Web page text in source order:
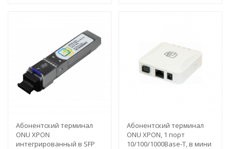
Абонентский терминал
ONU XPON
интегрированный в SFP
Абонентский терминал
ONU XPON, 1 порт
10/100/1000Base-T, в мини